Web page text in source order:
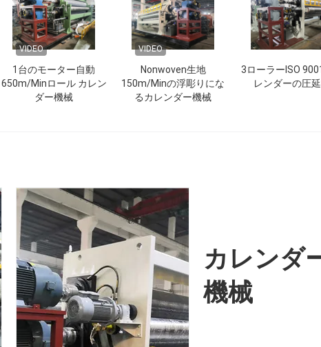
VIDEO
1台のモーター自動
650m/Minロール カレン
ダー機械
VIDEO
Nonwoven生地
150m/Minの浮彫りにな
るカレンダー機械
3ローラーISO
レンダーの圧
カレンダ
機械